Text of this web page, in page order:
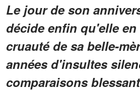
Le jour de son
décide enfin qu'elle en
cruauté de sa belle-
années d'insultes
comparaisons